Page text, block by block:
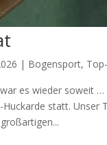
| Bogensport,
es wieder soweit
statt. Unser